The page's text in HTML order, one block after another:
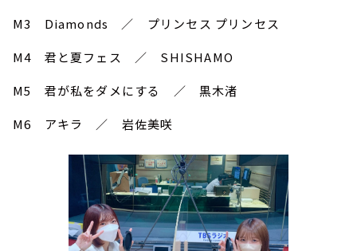
M3 Diamonds ／ プリンセス プリンセス
M4 君と夏フェス ／ SHISHAMO
M5 君が私をダメにする ／ 黒木渚
M6 アキラ ／ 岩佐美咲